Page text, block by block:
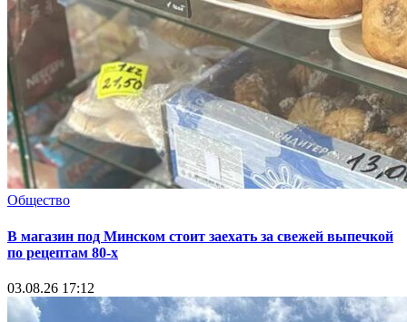
Общество
В магазин под Минском стоит заехать за свежей выпечкой
по рецептам 80-х
03.08.26 17:12